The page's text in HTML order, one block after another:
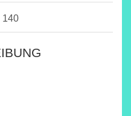
140